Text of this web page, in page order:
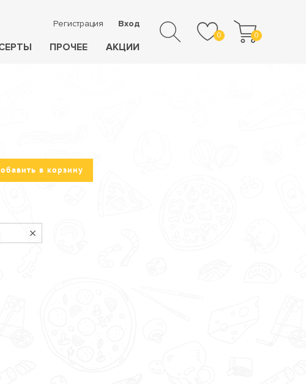
0 0
ПРОЧЕЕ АКЦИИ
Регистрация Вход
в корзину